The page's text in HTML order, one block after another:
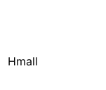
Hmall